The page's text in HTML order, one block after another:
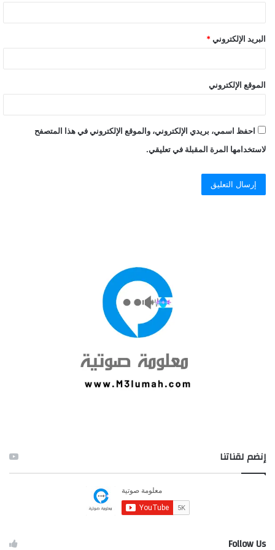
البريد الإلكتروني *
الموقع الإلكتروني
احفظ اسمي، بريدي الإلكتروني، والموقع الإلكتروني في هذا المتصفح
لاستخدامها المرة المقبلة في تعليقي.
إنضم لقناتنا
Follow Us